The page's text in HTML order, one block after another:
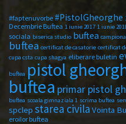
#faptenuvorbe #PistolGheorghe
Decembrie Buftea 1 iunie 2017 1 iunie
sociala biserica studio buftea
buftea certificat de casatorie certificat
cupa csta cupa shagya eliberare buletin
buftea pistol
buftea primar pistol
buftea scoala gimnaziala 1 scrima buftea
spclep starea civila Vointa
eroilor buftea